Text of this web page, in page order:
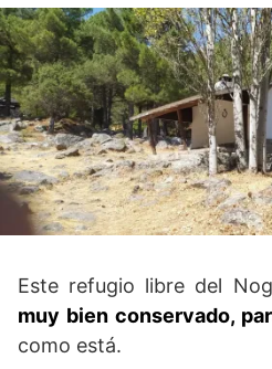
Este refugio libre del
muy bien conservado,
como está.